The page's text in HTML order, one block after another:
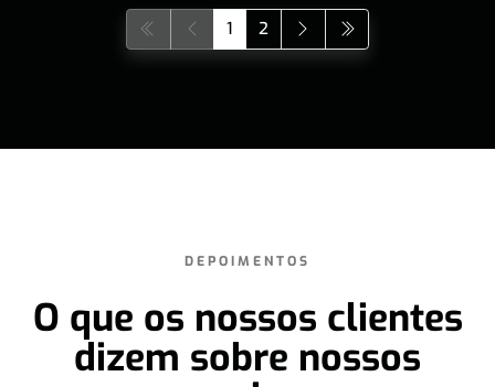
1 2
DEPOIMENTOS
O que os nossos clientes
dizem sobre nossos